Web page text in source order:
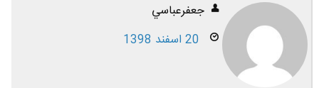
جعفرعباسي
20 اسفند 1398